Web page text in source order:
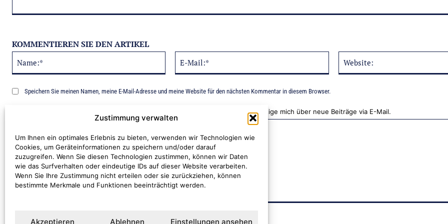
Zustimmung verwalten
Um Ihnen ein optimales Erlebnis zu bieten, verwenden wir Technologien wie
Cookies, um Geräteinformationen zu speichern und/oder darauf
zuzugreifen. Wenn Sie diesen Technologien zustimmen, können wir Daten
wie das Surfverhalten oder eindeutige IDs auf dieser Website verarbeiten.
Wenn Sie Ihre Zustimmung nicht erteilen oder sie zurückziehen, können
bestimmte Merkmale und Funktionen beeinträchtigt werden.
Akzeptieren Ablehnen Einstellungen ansehen
KOMMENTIEREN SIE DEN ARTIKEL
Mail:*
Speichern Sie meinen Namen, meine E-Mail-Adresse und meine Website für den nächsten Kommentar in diesem Browser.
Benachrichtige mich über neue Beiträge via E-Mail.